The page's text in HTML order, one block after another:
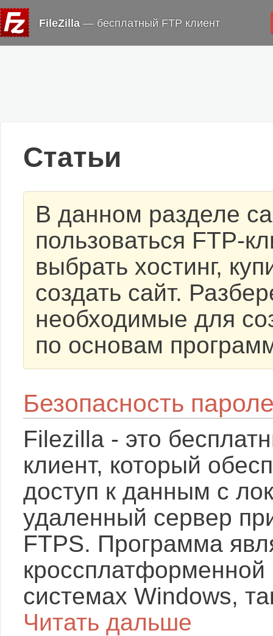
FileZilla — бесплатный FTP клиент
Статьи
В данном разделе
пользоваться FTP-
выбрать хостинг,
создать сайт.
необходимые для
по основам
Безопасность
Filezilla - это
клиент, который
доступ к данным с
удаленный сервер
FTPS. Программа
кроссплатформенной
системах Windows,
Читать дальше